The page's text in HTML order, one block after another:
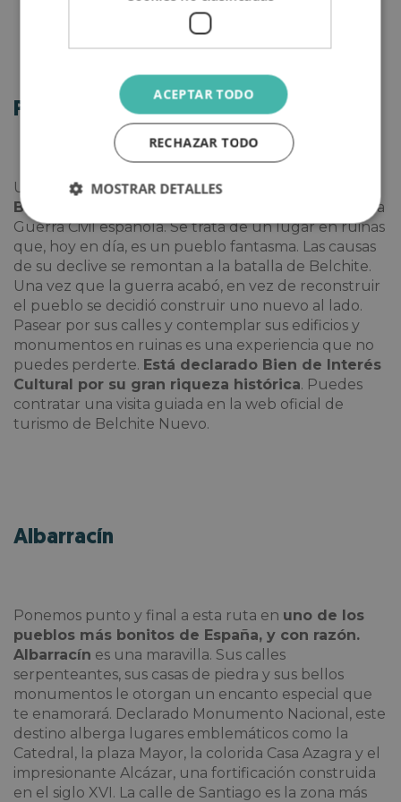
Pueblo Viejo de Belchite
Un viaje a través del tiempo. El
Belchite
es conocido por ser un recuerdo vivo de la
Guerra Civil española. Se trata de un lugar en ruinas
que, hoy en día, es un pueblo fantasma. Las causas
de su declive se remontan a la batalla de Belchite.
Una vez que la guerra acabó, en vez de reconstruir
el pueblo se decidió construir uno nuevo al lado.
Pasear por sus calles y contemplar sus edificios y
monumentos en ruinas es una experiencia que no
puedes perderte. Está declarado Bien de Interés
Cultural por su gran riqueza histórica. Puedes
contratar una visita guiada en la web oficial de
turismo de Belchite Nuevo.
Albarracín
Ponemos punto y final a esta ruta en uno de los
pueblos más bonitos de España, y con razón.
Albarracín es una maravilla. Sus calles
serpenteantes, sus casas de piedra y sus bellos
monumentos le otorgan un encanto especial que
te enamorará. Declarado Monumento Nacional, este
destino alberga lugares emblemáticos como la
Catedral, la plaza Mayor, la colorida Casa Azagra y el
impresionante Alcázar, una fortificación construida
en el siglo XVI. La calle de Santiago es la zona más
ACEPTAR TODO
RECHAZAR TODO
MOSTRAR DETALLES